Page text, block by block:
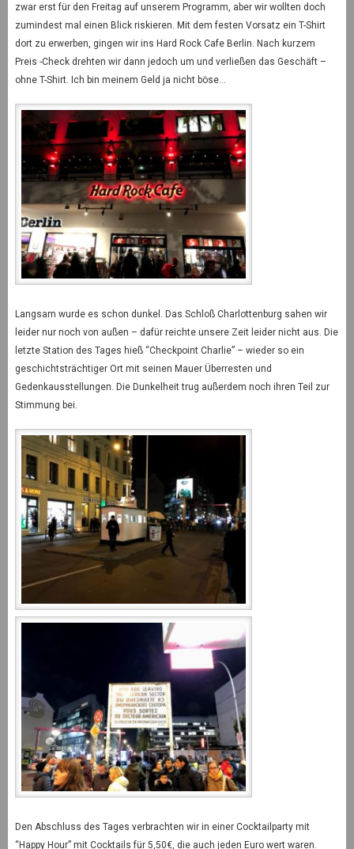
zwar erst für den Freitag auf unserem Programm, aber wir wollten doch
zumindest mal einen Blick riskieren. Mit dem festen Vorsatz ein T-Shirt
dort zu erwerben, gingen wir ins Hard Rock Cafe Berlin. Nach kurzem
Preis -Check drehten wir dann jedoch um und verließen das Geschäft –
ohne T-Shirt. Ich bin meinem Geld ja nicht böse…
Langsam wurde es schon dunkel. Das Schloß Charlottenburg sahen wir
leider nur noch von außen – dafür reichte unsere Zeit leider nicht aus. Die
letzte Station des Tages hieß “Checkpoint Charlie” – wieder so ein
geschichtsträchtiger Ort mit seinen Mauer Überresten und
Gedenkausstellungen. Die Dunkelheit trug außerdem noch ihren Teil zur
Stimmung bei.
Den Abschluss des Tages verbrachten wir in einer Cocktailparty mit
“Happy Hour” mit Cocktails für 5,50€, die auch jeden Euro wert waren.